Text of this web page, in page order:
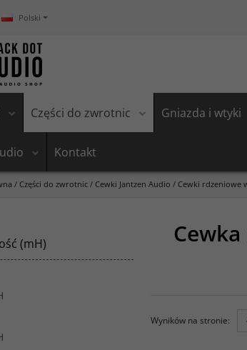
Polski
Części do zwrotnic Gniazda i wtyki
Kontakt
/ Części do zwrotnic / Cewki Jantzen Audio / Cewki rdzeniowe
Wyników na stronie:
(mH)